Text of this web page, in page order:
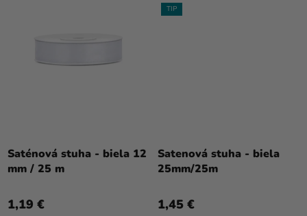
Saténová stuha - biela 12
mm / 25 m
1,19 €
TIP
Satenová stuha - biela
25mm/25m
1,45 €